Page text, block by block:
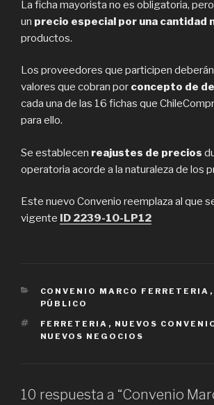
La ficha mayorista no es obligatoria,
un precio especial por una cantidad
productos.
Los proveedores que participen
valores que cobran por concepto de
cada una de las 16 fichas que
para ello.
Se establecen reajustes de precios
operatoria acorde a la naturaleza de los
Este nuevo Convenio reemplaza al que
vigente ID 2239-10-LP12
CATEGORÍAS
CONVENIO MARCO FERRETERIA ,
PÚBLICO
ETIQUETAS
FERRETERIA , NUEVOS
NUEVOS NEGOCIOS
10 respuesta a “Convenio